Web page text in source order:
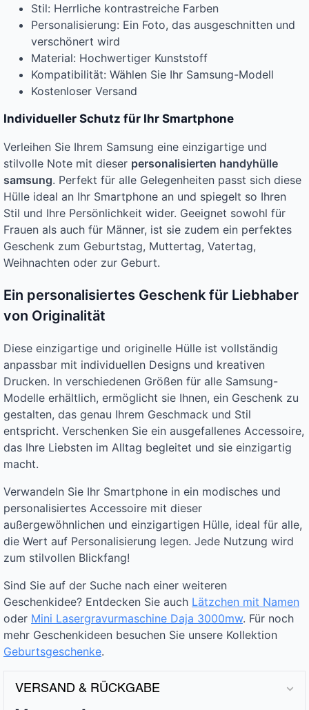
Stil: Herrliche kontrastreiche Farben
Personalisierung: Ein Foto, das ausgeschnitten und
verschönert wird
Material: Hochwertiger Kunststoff
Kompatibilität: Wählen Sie Ihr Samsung-Modell
Kostenloser Versand
Individueller Schutz für Ihr Smartphone
Verleihen Sie Ihrem Samsung eine einzigartige und
stilvolle Note mit dieser personalisierten handyhülle
samsung. Perfekt für alle Gelegenheiten passt sich diese
Hülle ideal an Ihr Smartphone an und spiegelt so Ihren
Stil und Ihre Persönlichkeit wider. Geeignet sowohl für
Frauen als auch für Männer, ist sie zudem ein perfektes
Geschenk zum Geburtstag, Muttertag, Vatertag,
Weihnachten oder zur Geburt.
Ein personalisiertes Geschenk für Liebhaber
von Originalität
Diese einzigartige und originelle Hülle ist vollständig
anpassbar mit individuellen Designs und kreativen
Drucken. In verschiedenen Größen für alle Samsung-
Modelle erhältlich, ermöglicht sie Ihnen, ein Geschenk zu
gestalten, das genau Ihrem Geschmack und Stil
entspricht. Verschenken Sie ein ausgefallenes Accessoire,
das Ihre Liebsten im Alltag begleitet und sie einzigartig
macht.
Verwandeln Sie Ihr Smartphone in ein modisches und
personalisiertes Accessoire mit dieser
außergewöhnlichen und einzigartigen Hülle, ideal für alle,
die Wert auf Personalisierung legen. Jede Nutzung wird
zum stilvollen Blickfang!
Sind Sie auf der Suche nach einer weiteren
Geschenkidee? Entdecken Sie auch Lätzchen mit Namen
oder Mini Lasergravurmaschine Daja 3000mw. Für noch
mehr Geschenkideen besuchen Sie unsere Kollektion
Geburtsgeschenke.
VERSAND & RÜCKGABE